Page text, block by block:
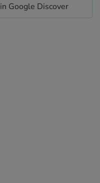
in Google Discover